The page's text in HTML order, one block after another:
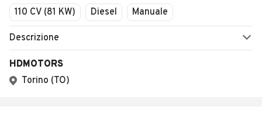
110 CV (81 KW)
Diesel Manuale
Descrizione
HDMOTORS
Torino (TO)